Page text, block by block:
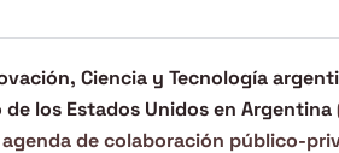
Ciencia y Tecnología
de los Estados Unidos en Argentina
agenda de colaboración público-